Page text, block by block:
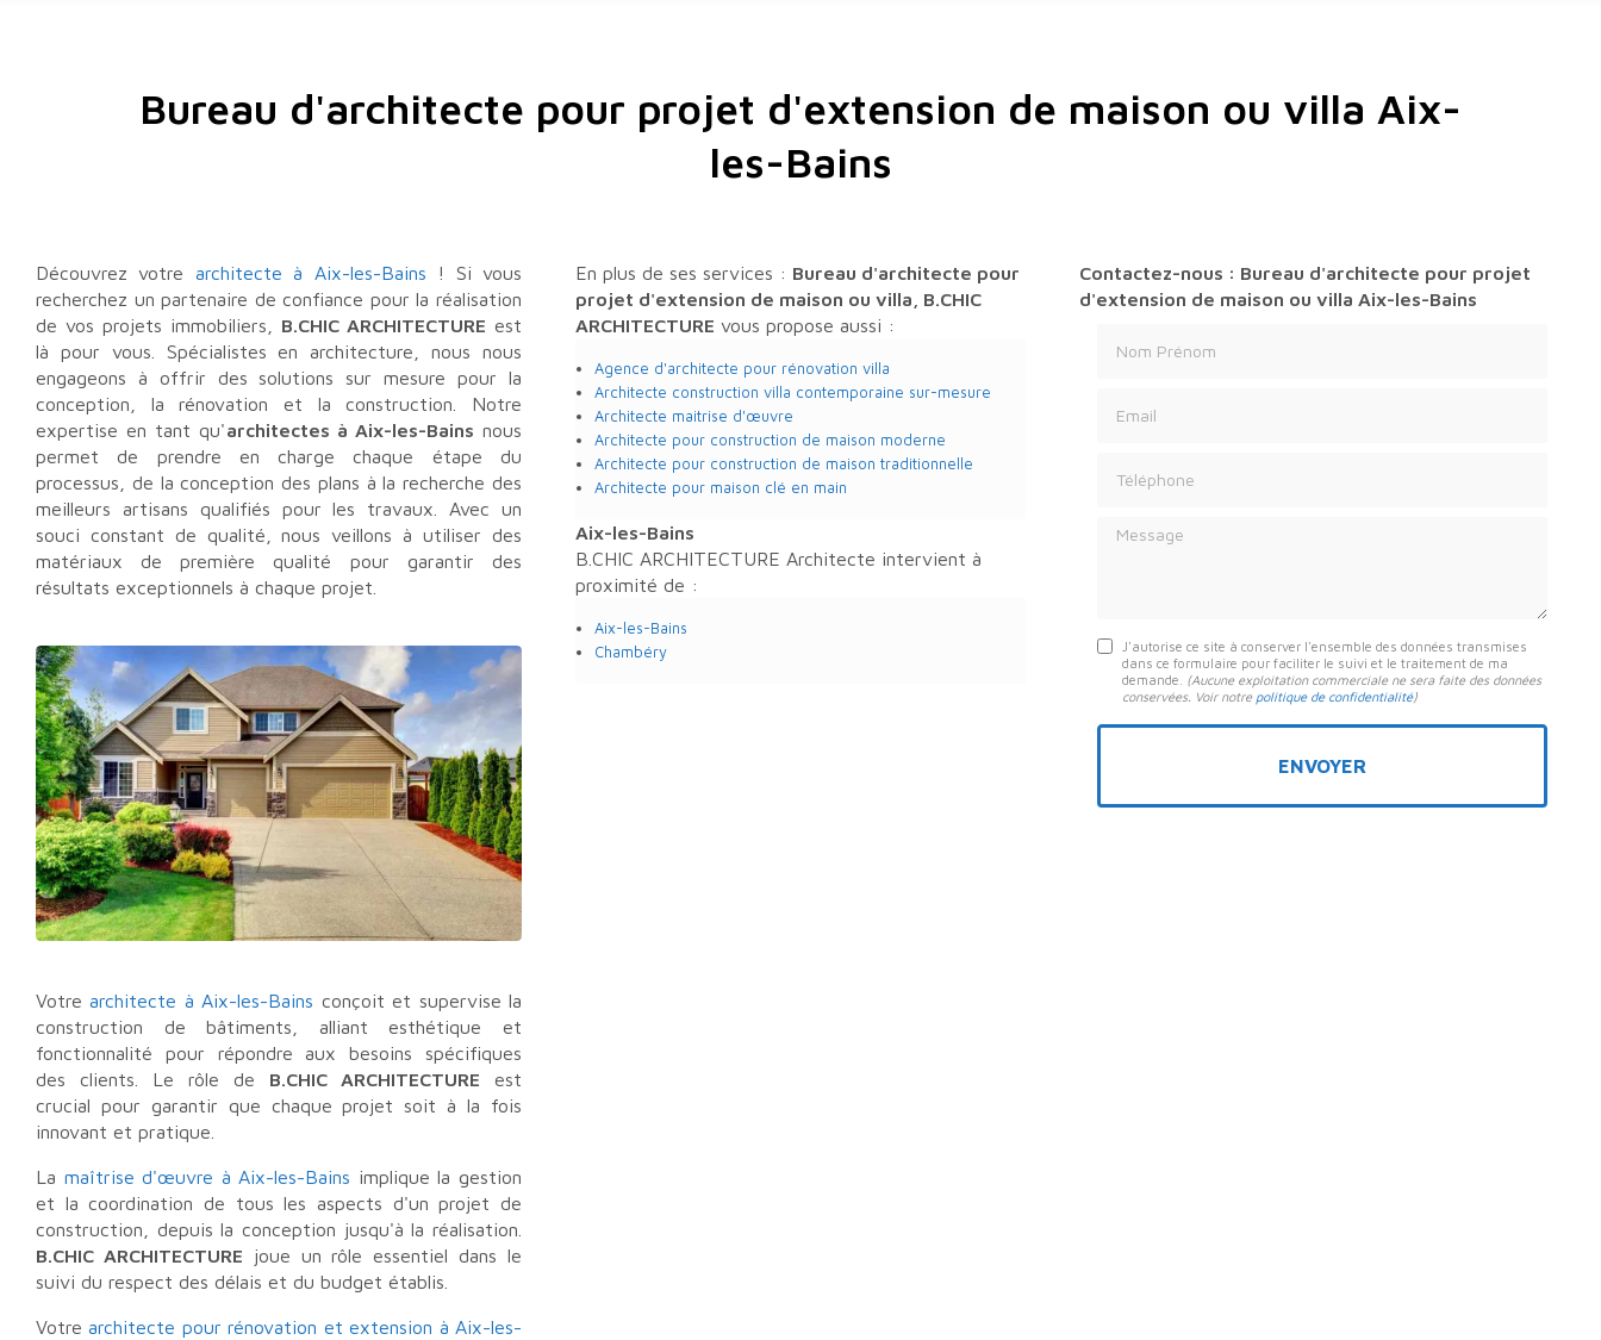
Bureau d'architecte pour projet d'extension de maison ou villa Aix-
les-Bains
Découvrez votre architecte à Aix-les-Bains ! Si vous
recherchez un partenaire de confiance pour la réalisation
de vos projets immobiliers, B.CHIC ARCHITECTURE est
là pour vous. Spécialistes en architecture, nous nous
engageons à offrir des solutions sur mesure pour la
conception, la rénovation et la construction. Notre
expertise en tant qu'architectes à Aix-les-Bains nous
permet de prendre en charge chaque étape du
processus, de la conception des plans à la recherche des
meilleurs artisans qualifiés pour les travaux. Avec un
souci constant de qualité, nous veillons à utiliser des
matériaux de première qualité pour garantir des
résultats exceptionnels à chaque projet.
Votrearchitecte à Aix-les-Bains conçoit et supervise la
construction de bâtiments, alliant esthétique et
fonctionnalité pour répondre aux besoins spécifiques
des clients. Le rôle de B.CHIC ARCHITECTURE est
crucial pour garantir que chaque projet soit à la fois
innovant et pratique.
La maîtrise d'œuvre à Aix-les-Bains implique la gestion
et la coordination de tous les aspects d'un projet de
construction, depuis la conception jusqu'à la réalisation.
B.CHIC ARCHITECTURE joue un rôle essentiel dans le
suivi du respect des délais et du budget établis.
Votrearchitecte pour rénovation et extension à Aix-les-
En plus de ses services : Bureau d'architecte pour
projet d'extension de maison ou villa, B.CHIC
ARCHITECTURE vous propose aussi :
Agence d'architecte pour rénovation villa
Architecte construction villa contemporaine sur-mesure
Architecte maitrise d'œuvre
Architecte pour construction de maison moderne
Architecte pour construction de maison traditionnelle
Architecte pour maison clé en main
Aix-les-Bains
B.CHIC ARCHITECTURE Architecte intervient à
proximité de :
Aix-les-Bains
Chambéry
Contactez-nous : Bureau d'architecte pour projet
d'extension de maison ou villa Aix-les-Bains
Message
J'autorise ce site à conserver l'ensemble des données transmises
dans ce formulaire pour faciliter le suivi et le traitement de ma
demande. (Aucune exploitation commerciale ne sera faite des données
conservées. Voir notre politique de confidentialité)